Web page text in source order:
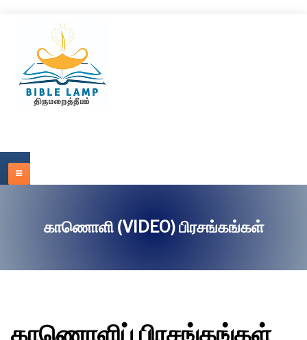
காணொளி (VIDEO) பிரசங்கங்கள்
காணொளிப் பிரசங்கங்கள்